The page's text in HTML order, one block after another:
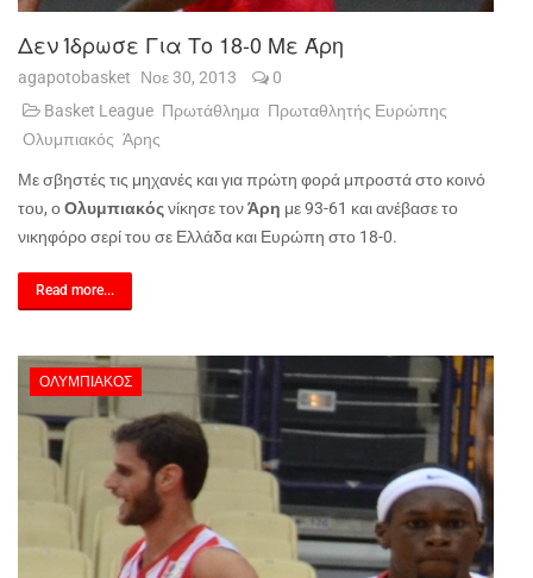
Δεν Ίδρωσε Για Το 18-0 Με Άρη
agapotobasket Νοε 30, 2013
0
Basket League Πρωτάθλημα Πρωταθλητής Ευρώπης
Ολυμπιακός Άρης
Με σβηστές τις μηχανές και για πρώτη φορά μπροστά στο κοινό
του, οΟλυμπιακόςνίκησε τονΆρη με 93-61 και ανέβασε το
νικηφόρο σερί του σε Ελλάδα και Ευρώπη στο 18-0.
Read more...
ΟΛΥΜΠΙΑΚΌΣ